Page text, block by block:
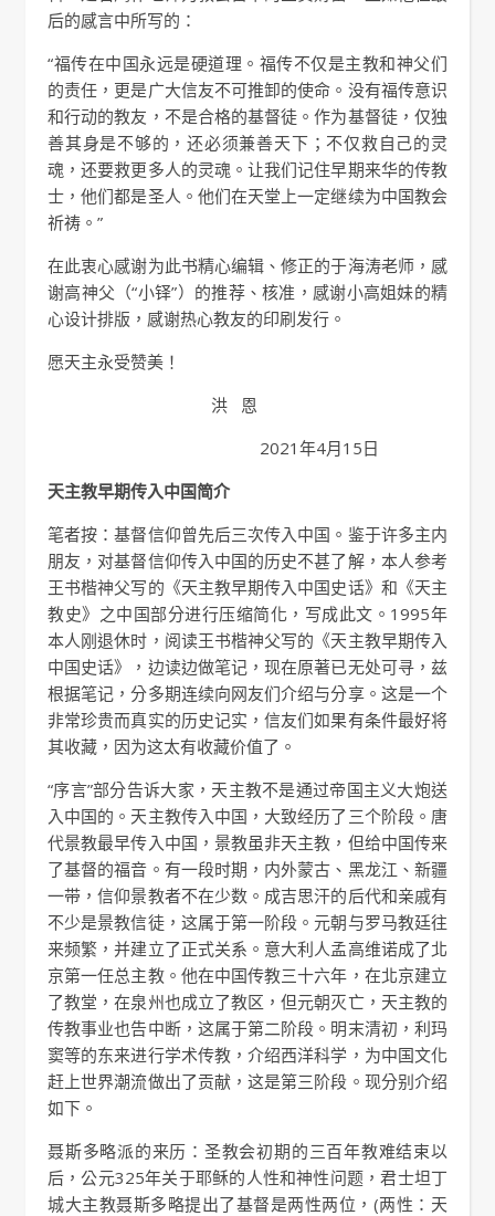
后的感言中所写的：
“福传在中国永远是硬道理。福传不仅是主教和神父们
的责任，更是广大信友不可推卸的使命。没有福传意识
和行动的教友，不是合格的基督徒。作为基督徒，仅独
善其身是不够的，还必须兼善天下；不仅救自己的灵
魂，还要救更多人的灵魂。让我们记住早期来华的传教
士，他们都是圣人。他们在天堂上一定继续为中国教会
祈祷。”
在此衷心感谢为此书精心编辑、修正的于海涛老师，感
谢高神父（“小铎”）的推荐、核准，感谢小高姐妹的精
心设计排版，感谢热心教友的印刷发行。
愿天主永受赞美！
洪 恩
2021年4月15日
天主教早期传入中国简介
笔者按：基督信仰曾先后三次传入中国。鉴于许多主内
朋友，对基督信仰传入中国的历史不甚了解，本人参考
王书楷神父写的《天主教早期传入中国史话》和《天主
教史》之中国部分进行压缩简化，写成此文。1995年
本人刚退休时，阅读王书楷神父写的《天主教早期传入
中国史话》，边读边做笔记，现在原著已无处可寻，兹
根据笔记，分多期连续向网友们介绍与分享。这是一个
非常珍贵而真实的历史记实，信友们如果有条件最好将
其收藏，因为这太有收藏价值了。
“序言”部分告诉大家，天主教不是通过帝国主义大炮送
入中国的。天主教传入中国，大致经历了三个阶段。唐
代景教最早传入中国，景教虽非天主教，但给中国传来
了基督的福音。有一段时期，内外蒙古、黑龙江、新疆
一带，信仰景教者不在少数。成吉思汗的后代和亲戚有
不少是景教信徒，这属于第一阶段。元朝与罗马教廷往
来频繁，并建立了正式关系。意大利人孟高维诺成了北
京第一任总主教。他在中国传教三十六年，在北京建立
了教堂，在泉州也成立了教区，但元朝灭亡，天主教的
传教事业也告中断，这属于第二阶段。明末清初，利玛
窦等的东来进行学术传教，介绍西洋科学，为中国文化
赶上世界潮流做出了贡献，这是第三阶段。现分别介绍
如下。
聂斯多略派的来历：圣教会初期的三百年教难结束以
后，公元325年关于耶稣的人性和神性问题，君士坦丁
城大主教聂斯多略提出了基督是两性两位，(两性：天